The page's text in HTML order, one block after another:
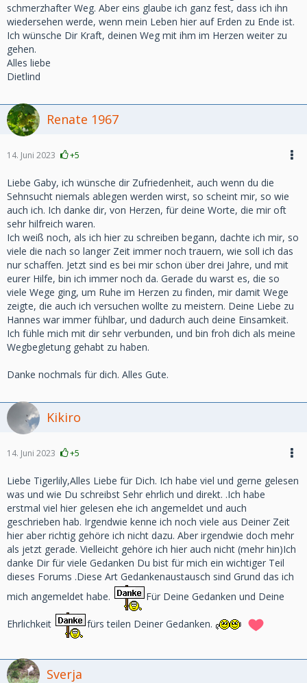
schmerzhafter Weg. Aber eins glaube ich ganz fest, dass ich ihn
wiedersehen werde, wenn mein Leben hier auf Erden zu Ende ist.
Ich wünsche Dir Kraft, deinen Weg mit ihm im Herzen weiter zu
gehen.
Alles liebe
Dietlind
Renate 1967
14. Juni 2023 +5
Liebe Gaby, ich wünsche dir Zufriedenheit, auch wenn du die
Sehnsucht niemals ablegen werden wirst, so scheint mir, so wie
auch ich. Ich danke dir, von Herzen, für deine Worte, die mir oft
sehr hilfreich waren.
Ich weiß noch, als ich hier zu schreiben begann, dachte ich mir, so
viele die nach so langer Zeit immer noch trauern, wie soll ich das
nur schaffen. Jetzt sind es bei mir schon über drei Jahre, und mit
eurer Hilfe, bin ich immer noch da. Gerade du warst es, die so
viele Wege ging, um Ruhe im Herzen zu finden, mir damit Wege
zeigte, die auch ich versuchen wollte zu meistern. Deine Liebe zu
Hannes war immer fühlbar, und dadurch auch deine Einsamkeit.
Ich fühle mich mit dir sehr verbunden, und bin froh dich als meine
Wegbegletung gehabt zu haben.
Danke nochmals für dich. Alles Gute.
Kikiro
14. Juni 2023 +5
Liebe Tigerlily,Alles Liebe für Dich. Ich habe viel und gerne gelesen
was und wie Du schreibst Sehr ehrlich und direkt. .Ich habe
erstmal viel hier gelesen ehe ich angemeldet und auch
geschrieben hab. Irgendwie kenne ich noch viele aus Deiner Zeit
hier aber richtig gehöre ich nicht dazu. Aber irgendwie doch mehr
als jetzt gerade. Vielleicht gehöre ich hier auch nicht (mehr hin)Ich
danke Dir für viele Gedanken Du bist für mich ein wichtiger Teil
dieses Forums .Diese Art Gedankenaustausch sind Grund das ich
mich angemeldet habe.
Für Deine Gedanken und Deine
Ehrlichkeit fürs teilen Deiner Gedanken.
Sverja